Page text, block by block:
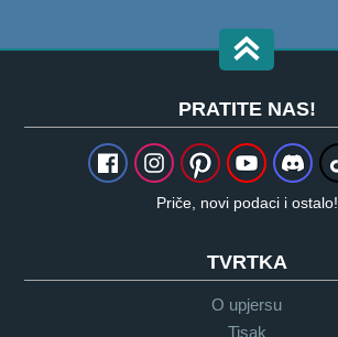
PRATITE NAS!
Priče, novi podaci i ostalo!
TVRTKA
O upjersu
Tisak